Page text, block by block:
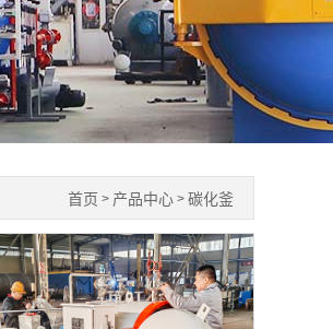
首页 > 产品中心 >碳化釜